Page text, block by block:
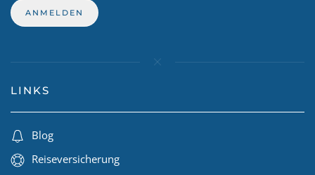
LINKS
Blog
Reiseversicherung